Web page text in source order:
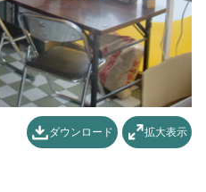
拡大表示
ダウンロード